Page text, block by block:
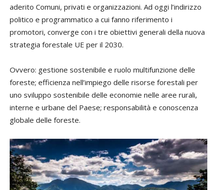
aderito Comuni, privati e organizzazioni. Ad oggi l’indirizzo
politico e programmatico a cui fanno riferimento i
promotori, converge con i tre obiettivi generali della nuova
strategia forestale UE per il 2030.
Ovvero: gestione sostenibile e ruolo multifunzione delle
foreste; efficienza nell’impiego delle risorse forestali per
uno sviluppo sostenibile delle economie nelle aree rurali,
interne e urbane del Paese; responsabilità e conoscenza
globale delle foreste.